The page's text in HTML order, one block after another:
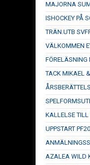
MAJORNA
ISHOCKEY PÅ
TRÄN.UTB
VÄLKOMMEN
FÖRELÄSNING
TACK MIKAEL
KALLELSE
UPPSTART
AZALEA WILD